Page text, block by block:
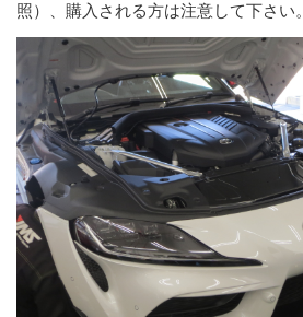
照）、購入される方は注意して下さい。